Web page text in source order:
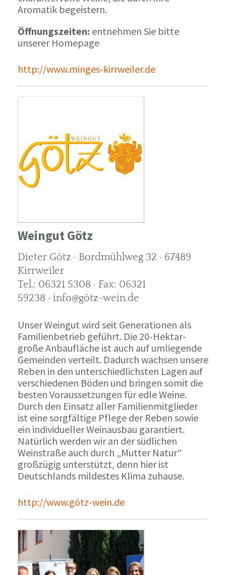
Aromatik begeistern.
Öffnungszeiten: entnehmen Sie bitte
unserer Homepage
http://www.minges-kirrweiler.de
Weingut Götz
Dieter Götz · Bordmühlweg 32 · 67489
Kirrweiler
Tel.: 06321 5308 · Fax: 06321
59238 · info@götz-wein.de
Unser Weingut wird seit Generationen als
Familienbetrieb geführt. Die 20-Hektar-
große Anbaufläche ist auch auf umliegende
Gemeinden verteilt. Dadurch wachsen unsere
Reben in den unterschiedlichsten Lagen auf
verschiedenen Böden und bringen somit die
besten Voraussetzungen für edle Weine.
Durch den Einsatz aller Familienmitglieder
ist eine sorgfältige Pflege der Reben sowie
ein individueller Weinausbau garantiert.
Natürlich werden wir an der südlichen
Weinstraße auch durch „Mutter Natur“
großzügig unterstützt, denn hier ist
Deutschlands mildestes Klima zuhause.
http://www.götz-wein.de